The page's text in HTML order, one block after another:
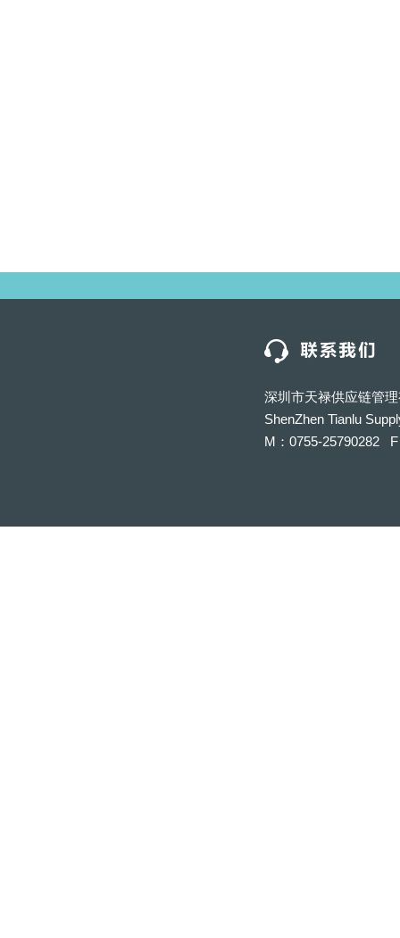
深圳市天禄供应链管
ShenZhen Tianlu
M：0755-25790282 F